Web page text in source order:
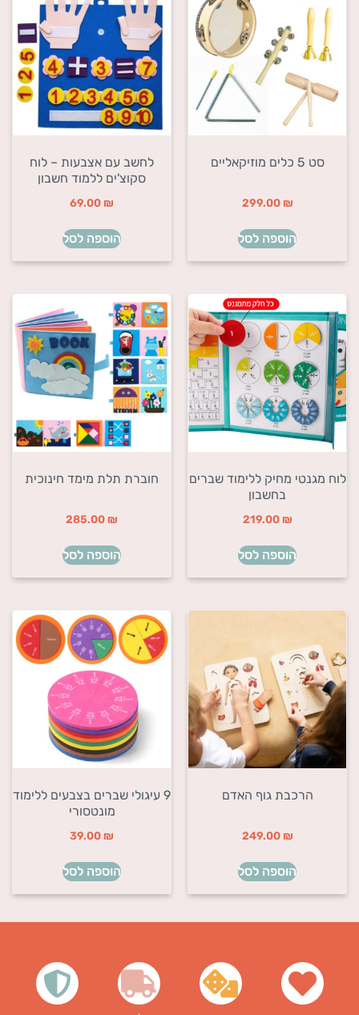
סט 5 כלים מוזיקאליים
299.00 ₪
הוספה לסל
לחשב עם אצבעות – לוח
סקוצ'ים ללמוד חשבון
69.00 ₪
הוספה לסל
לוח מגנטי מחיק ללימוד שברים
בחשבון
219.00 ₪
הוספה לסל
חוברת תלת מימד חינוכית
285.00 ₪
הוספה לסל
הרכבת גוף האדם
249.00 ₪
הוספה לסל
9 עיגולי שברים בצבעים ללימוד
מונטסורי
39.00 ₪
הוספה לסל